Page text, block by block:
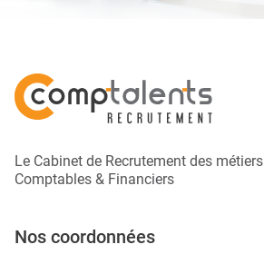
Le Cabinet de Recrutement des métiers
Comptables & Financiers
Nos coordonnées